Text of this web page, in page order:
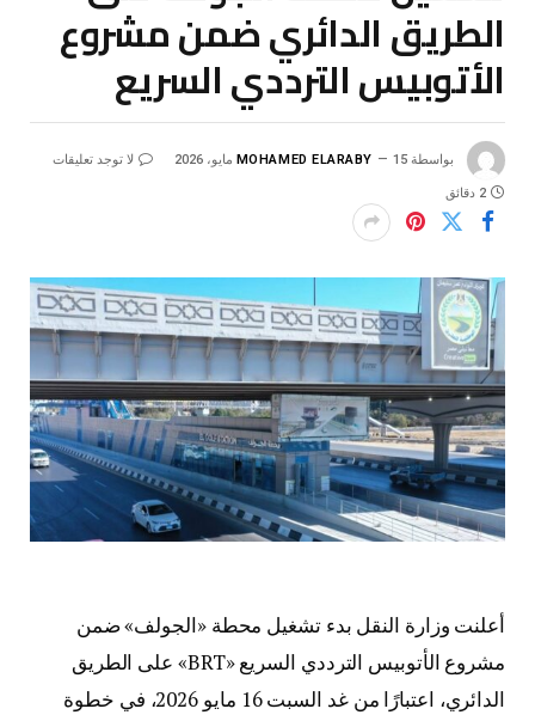
الطريق الدائري ضمن مشروع
الأتوبيس الترددي السريع
بواسطة MOHAMED ELARABY 15 مايو، 2026 لا توجد تعليقات
2 دقائق
أعلنت وزارة النقل بدء تشغيل محطة «الجولف» ضمن
مشروع الأتوبيس الترددي السريع «BRT» على الطريق
الدائري، اعتبارًا من غد السبت 16 مايو 2026، في خطوة